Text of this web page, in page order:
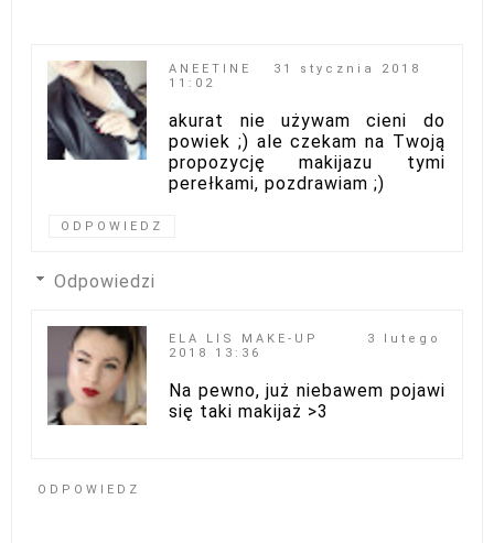
ANEETINE
31 stycznia 2018
11:02
akurat nie używam cieni do
powiek ;) ale czekam na Twoją
propozycję makijazu tymi
perełkami, pozdrawiam ;)
ODPOWIEDZ
Odpowiedzi
ELA LIS MAKE-UP
3 lutego
2018 13:36
Na pewno, już niebawem pojawi
się taki makijaż >3
ODPOWIEDZ